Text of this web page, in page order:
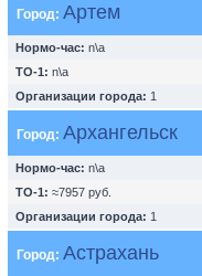
Город: Артем
Нормо-час: n\a
ТО-1: n\a
Организации города: 1
Город: Архангельск
Нормо-час: n\a
ТО-1: ≈7957 руб.
Организации города: 1
Город: Астрахань